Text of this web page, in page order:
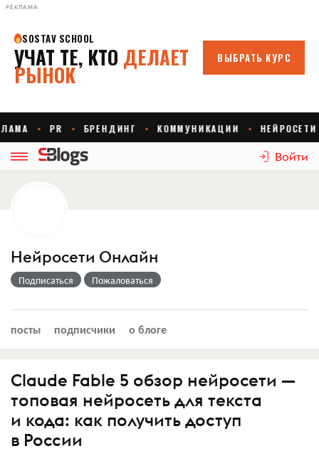
РЕКЛАМА
Войти
Нейросети Онлайн
Подписаться Пожаловаться
посты подписчики о блоге
Claude Fable 5 обзор нейросети —
топовая нейросеть для текста
и кода: как получить доступ
в России